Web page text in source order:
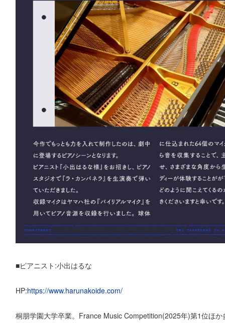
■ピアニスト:小出はるな
HP:https://www.harunakoide.com/
桐朋学園大学卒業。France Music Competition(2025年)第1位ほか